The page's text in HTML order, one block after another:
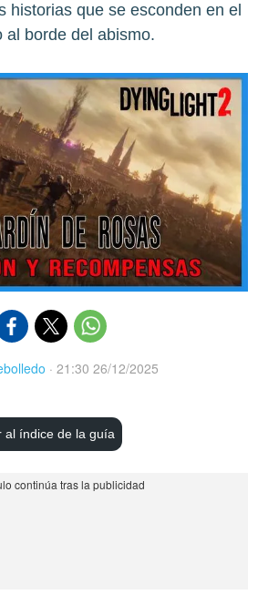
historias que se esconden en el
al borde del abismo.
· 21:30 26/12/2025
al índice de la guía